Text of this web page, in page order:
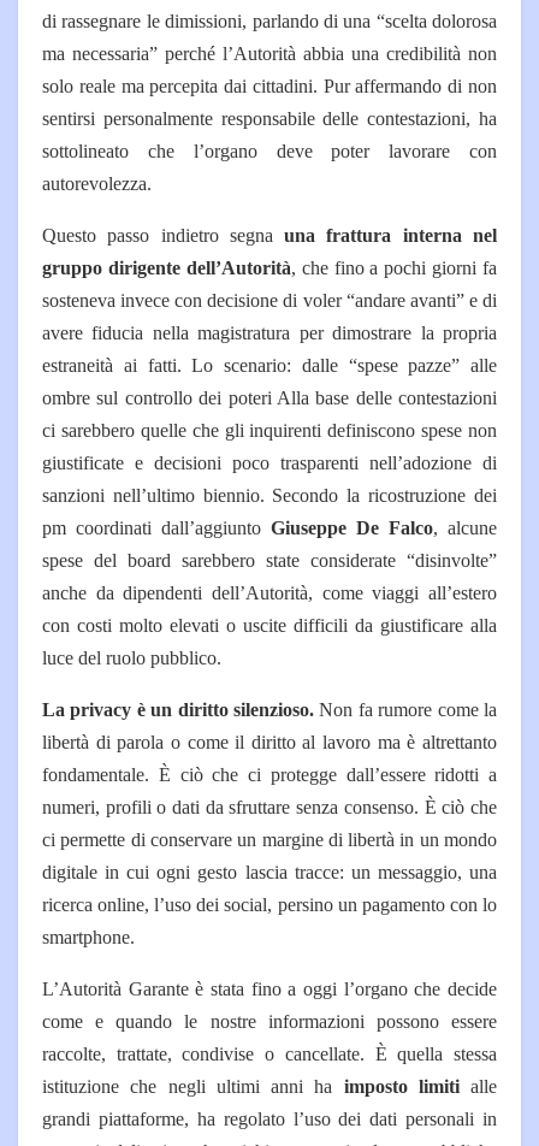
di rassegnare le dimissioni, parlando di una “scelta dolorosa
ma necessaria” perché l’Autorità abbia una credibilità non
solo reale ma percepita dai cittadini. Pur affermando di non
sentirsi personalmente responsabile delle contestazioni, ha
sottolineato che l’organo deve poter lavorare con
autorevolezza.
Questo passo indietro segna una frattura interna nel
gruppo dirigente dell’Autorità, che fino a pochi giorni fa
sosteneva invece con decisione di voler “andare avanti” e di
avere fiducia nella magistratura per dimostrare la propria
estraneità ai fatti. Lo scenario: dalle “spese pazze” alle
ombre sul controllo dei poteri Alla base delle contestazioni
ci sarebbero quelle che gli inquirenti definiscono spese non
giustificate e decisioni poco trasparenti nell’adozione di
sanzioni nell’ultimo biennio. Secondo la ricostruzione dei
pm coordinati dall’aggiunto Giuseppe De Falco, alcune
spese del board sarebbero state considerate “disinvolte”
anche da dipendenti dell’Autorità, come viaggi all’estero
con costi molto elevati o uscite difficili da giustificare alla
luce del ruolo pubblico.
La privacy è un diritto silenzioso. Non fa rumore come la
libertà di parola o come il diritto al lavoro ma è altrettanto
fondamentale. È ciò che ci protegge dall’essere ridotti a
numeri, profili o dati da sfruttare senza consenso. È ciò che
ci permette di conservare un margine di libertà in un mondo
digitale in cui ogni gesto lascia tracce: un messaggio, una
ricerca online, l’uso dei social, persino un pagamento con lo
smartphone.
L’Autorità Garante è stata fino a oggi l’organo che decide
come e quando le nostre informazioni possono essere
raccolte, trattate, condivise o cancellate. È quella stessa
istituzione che negli ultimi anni ha imposto limitialle
grandi piattaforme, ha regolato l’uso dei dati personali in